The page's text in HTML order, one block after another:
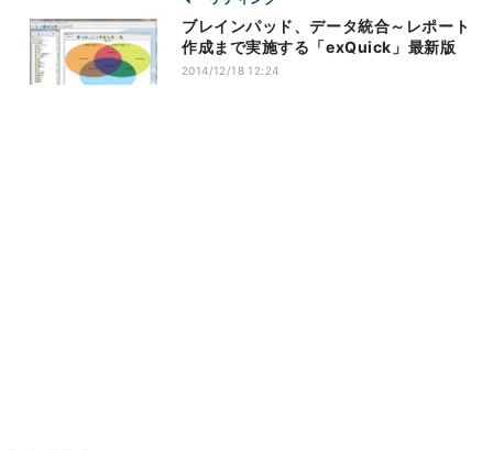
ブレインパッド、データ統合～レポート
作成まで実施する「exQuick」最新版
2014/12/18 12:24